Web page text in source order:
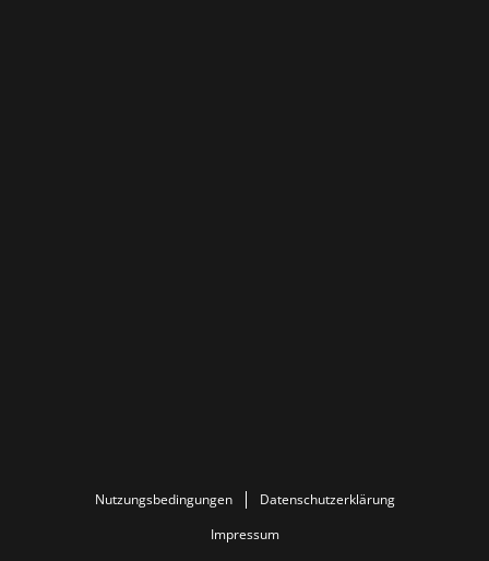
Nutzungsbedingungen
Datenschutzerklärung
Impressum